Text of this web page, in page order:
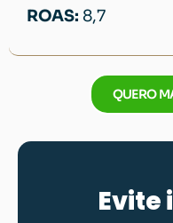
ROAS: 8,7
QUERO
Evite